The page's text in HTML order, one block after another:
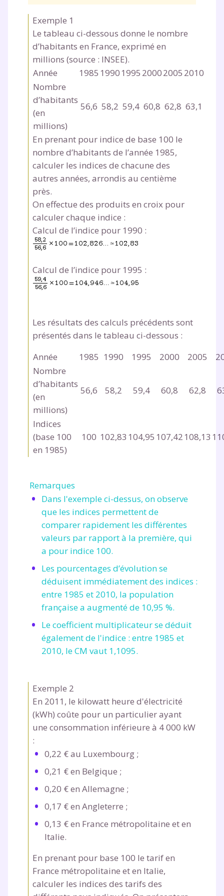
Exemple 1
Le tableau ci-dessous donne le nombre
d’habitants en France, exprimé en
millions (source : INSEE).
Année
1985 19901995 20002005 2010
Nombre
d’habitants
(en
millions)
56,6 58,2 59,4 60,8 62,8 63,1
En prenant pour indice de base 100 le
nombre d’habitants de l’année 1985,
calculer les indices de chacune des
autres années, arrondis au centième
près.
On effectue des produits en croix pour
calculer chaque indice :
Calcul de l’indice pour 1990 :
Calcul de l’indice pour 1995 :
Les résultats des calculs précédents sont
présentés dans le tableau ci-dessous :
Année
1985 1990 1995 2000 2005
Nombre
d’habitants
(en
millions)
56,6 58,2 59,4 60,8 62,8
Indices
(base 100
en 1985)
100 102,83 104,95 107,42108,13
Remarques
Dans l'exemple ci-dessus, on observe
que les indices permettent de
comparer rapidement les différentes
valeurs par rapport à la première, qui
a pour indice 100.
Les pourcentages d’évolution se
déduisent immédiatement des indices :
entre 1985 et 2010, la population
française a augmenté de 10,95 %.
Le coefficient multiplicateur se déduit
également de l'indice : entre 1985 et
2010, le CM vaut 1,1095.
Exemple 2
En 2011, le kilowatt heure d'électricité
(kWh) coûte pour un particulier ayant
une consommation inférieure à 4 000 kW
:
0,22 € au Luxembourg ;
0,21 € en Belgique ;
0,20 € en Allemagne ;
0,17 € en Angleterre ;
0,13 € en France métropolitaine et en
Italie.
En prenant pour base 100 le tarif en
France métropolitaine et en Italie,
calculer les indices des tarifs des
Fermer
Envie de progresser
et de réussir votre
pendant 24h notre
plateforme de soutien
scolaire !
Fiches de cours et vidéos
corrigés, podcasts de révisions
Unespace dédié aux parents
Tout le programme scolaire du CP à
la Terminale
Des profs expérimentés disponibles